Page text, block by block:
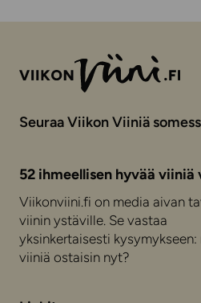
Seuraa Viikon Viiniä
52 ihmeellisen hyvää viiniä
Viikonviini.fi on media aivan
viinin ystäville. Se vastaa
yksinkertaisesti kysymykseen:
viiniä ostaisin nyt?